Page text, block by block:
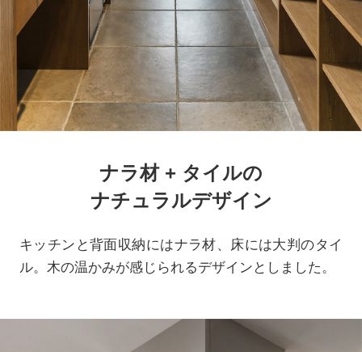
ナラ材 + タイルの
ナチュラルデザイン
キッチンと背面収納にはナラ材、床には大判のタイ
ル。木の温かみが感じられるデザインとしました。